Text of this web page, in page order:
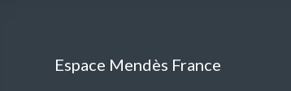
Espace Mendès France